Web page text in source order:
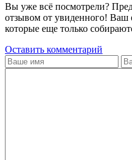
Вы уже всё посмотрели?
отзывом от увиденного! Ваш
которые еще только
Оставить комментарий